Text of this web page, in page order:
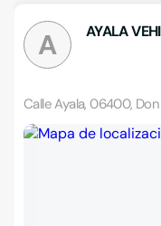
A AYALA
Calle Ayala, 06400,